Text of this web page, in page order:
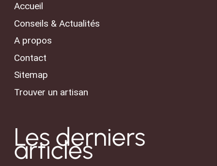
Accueil
Conseils & Actualités
A propos
Contact
Sitemap
Trouver un artisan
Les derniers
articles